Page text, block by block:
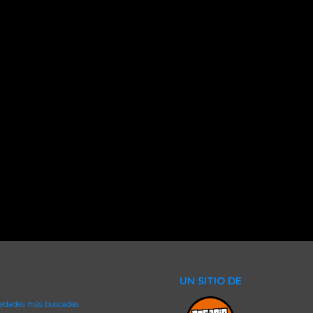
más buscadas
UN SITIO DE